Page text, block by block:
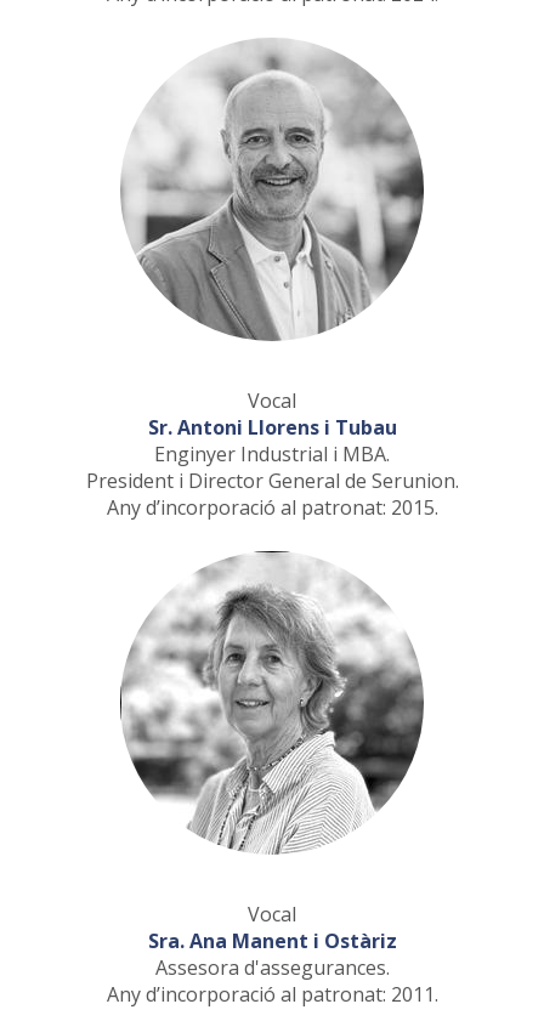
Vocal
Sr. Antoni Llorens i Tubau
Enginyer Industrial i MBA.
President i Director General de Serunion.
Any d’incorporació al patronat: 2015.
Vocal
Sra. Ana Manent i Ostàriz
Assesora d'assegurances.
Any d’incorporació al patronat: 2011.